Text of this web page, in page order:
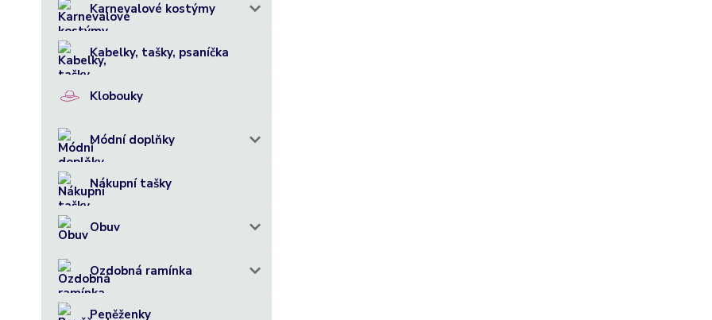
Karnevalové kostýmy
Kabelky, tašky, psaníčka
Klobouky
Módní doplňky
Nákupní tašky
Obuv
Ozdobná ramínka
Peněženky